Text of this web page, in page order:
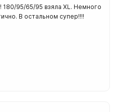
95/65/95 взяла XL. Немного
В остальном супер!!!!